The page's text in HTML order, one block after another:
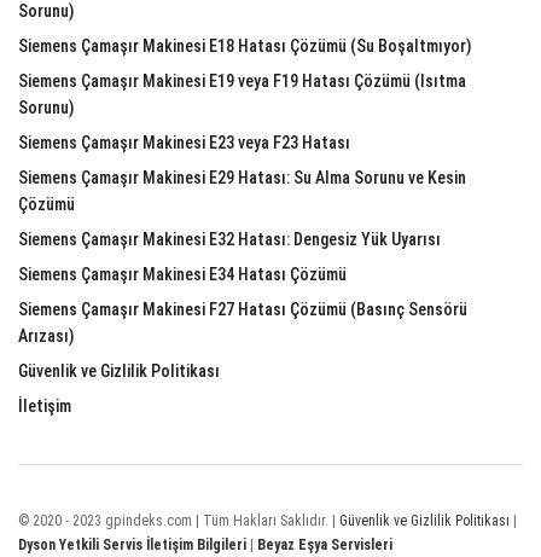
Sorunu)
Siemens Çamaşır Makinesi E18 Hatası Çözümü (Su Boşaltmıyor)
Siemens Çamaşır Makinesi E19 veya F19 Hatası Çözümü (Isıtma
Sorunu)
Siemens Çamaşır Makinesi E23 veya F23 Hatası
Siemens Çamaşır Makinesi E29 Hatası: Su Alma Sorunu ve Kesin
Çözümü
Siemens Çamaşır Makinesi E32 Hatası: Dengesiz Yük Uyarısı
Siemens Çamaşır Makinesi E34 Hatası Çözümü
Siemens Çamaşır Makinesi F27 Hatası Çözümü (Basınç Sensörü
Arızası)
Güvenlik ve Gizlilik Politikası
İletişim
© 2020 - 2023 gpindeks.com | Tüm Hakları Saklıdır. | Güvenlik ve Gizlilik Politikası
Dyson Yetkili Servis İletişim Bilgileri
Beyaz Eşya Servisleri